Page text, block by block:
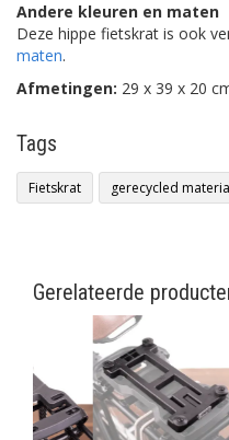
Andere kleuren en maten
Deze hippe fietskrat is ook
maten.
Afmetingen: 29 x 39 x 20
Tags
Fietskrat gerecycled
Gerelateerde